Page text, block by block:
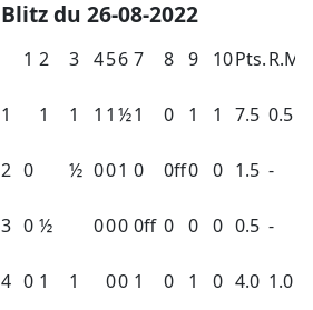
Blitz du 26-08-2022
1 2 3 456 7 8 9 10Pts.
1 1 1 1 1 ½1 0 1 1 7.5 0.5
2 0 ½ 001 0 0ff0 0 1.5 -
3 0 ½ 000 0ff 0 0 0 0.5 -
4 0 1 1 00 1 0 1 0 4.0 1.0